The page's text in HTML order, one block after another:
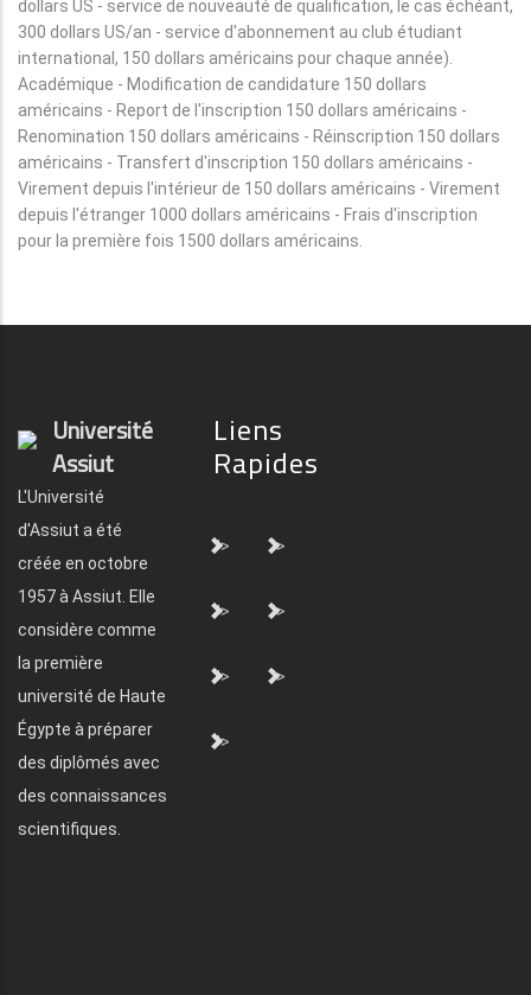
dollars US - service de nouveauté de qualification, le cas échéant,
300 dollars US/an - service d'abonnement au club étudiant
international, 150 dollars américains pour chaque année).
Académique - Modification de candidature 150 dollars
américains - Report de l'inscription 150 dollars américains -
Renomination 150 dollars américains - Réinscription 150 dollars
américains - Transfert d'inscription 150 dollars américains -
Virement depuis l'intérieur de 150 dollars américains - Virement
depuis l'étranger 1000 dollars américains - Frais d'inscription
pour la première fois 1500 dollars américains.
Université
Assiut
L'Université
d'Assiut a été
créée en octobre
1957 à Assiut. Elle
considère comme
la première
université de Haute
Égypte à préparer
des diplômés avec
des connaissances
scientifiques.
Liens
Rapides
"> ">
"> ">
"> ">
">